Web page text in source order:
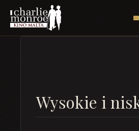
Wysokie i